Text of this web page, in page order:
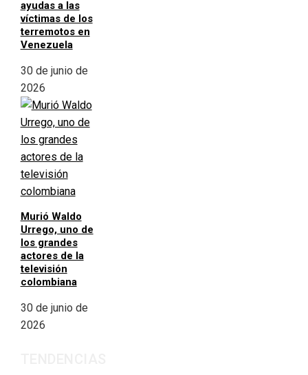
ayudas a las
víctimas de los
terremotos en
Venezuela
30 de junio de
2026
Murió Waldo
Urrego, uno de
los grandes
actores de la
televisión
colombiana
30 de junio de
2026